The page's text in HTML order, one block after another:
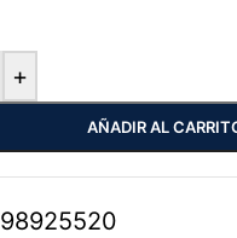
+
AÑADIR AL
98925520